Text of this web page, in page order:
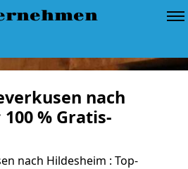
nach
% Gratis-
nach Hildesheim : Top-